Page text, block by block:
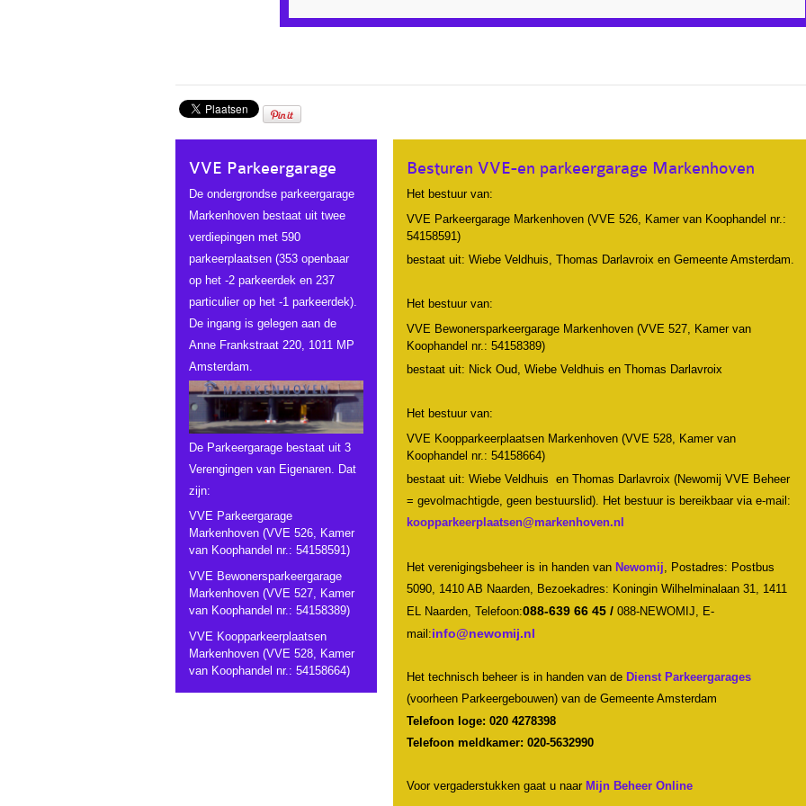
VVE Parkeergarage
De ondergrondse parkeergarage
Markenhoven bestaat uit twee
verdiepingen met 590
parkeerplaatsen (353 openbaar
op het -2 parkeerdek en 237
particulier op het -1 parkeerdek).
De ingang is gelegen aan de
Anne Frankstraat 220, 1011 MP
Amsterdam.
De Parkeergarage bestaat uit 3
Verengingen van Eigenaren. Dat
zijn:
VVE Parkeergarage
Markenhoven (VVE 526, Kamer
van Koophandel nr.: 54158591)
VVE Bewonersparkeergarage
Markenhoven (VVE 527, Kamer
van Koophandel nr.: 54158389)
VVE Koopparkeerplaatsen
Markenhoven (VVE 528, Kamer
van Koophandel nr.: 54158664)
Besturen VVE-en parkeergarage Markenhoven
Het bestuur van:
VVE Parkeergarage Markenhoven (VVE 526, Kamer van Koophandel nr.:
54158591)
bestaat uit: Wiebe Veldhuis, Thomas Darlavroix en Gemeente Amsterdam.
Het bestuur van:
VVE Bewonersparkeergarage Markenhoven (VVE 527, Kamer van
Koophandel nr.: 54158389)
bestaat uit: Nick Oud, Wiebe Veldhuis en Thomas Darlavroix
Het bestuur van:
VVE Koopparkeerplaatsen Markenhoven (VVE 528, Kamer van
Koophandel nr.: 54158664)
bestaat uit: Wiebe Veldhuis en Thomas Darlavroix (Newomij VVE Beheer
= gevolmachtigde, geen bestuurslid). Het bestuur is bereikbaar via e-mail:
Het verenigingsbeheer is in handen van Newomij, Postadres: Postbus
5090, 1410 AB Naarden, Bezoekadres: Koningin Wilhelminalaan 31, 1411
EL Naarden, Telefoon:088-639 66 45 /088-NEWOMIJ, E-
mail:
Het technisch beheer is in handen van de Dienst Parkeergarages
(voorheen Parkeergebouwen) van de Gemeente Amsterdam
Telefoon loge: 020 4278398
Telefoon meldkamer: 020-5632990
Voor vergaderstukken gaat u naar Mijn Beheer Online